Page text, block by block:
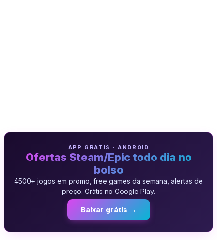
APP GRATIS · ANDROID
Ofertas Steam/Epic todo dia no
bolso
4500+ jogos em promo, free games da semana, alertas de
preço. Grátis no Google Play.
Baixar grátis →